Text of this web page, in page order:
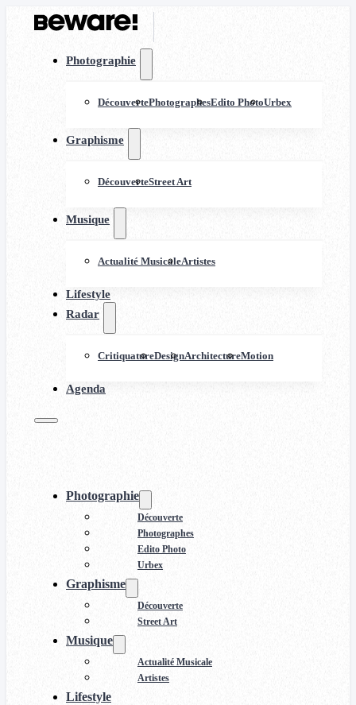
Photographie
DécouvertePhotographesEdito PhotoUrbex
Graphisme
DécouverteStreet Art
Musique
Actualité MusicaleArtistes
Lifestyle
Radar
CritiquatureDesignArchitectureMotion
Agenda
Photographie
Découverte
Photographes
Edito Photo
Urbex
Graphisme
Découverte
Street Art
Musique
Actualité Musicale
Artistes
Lifestyle